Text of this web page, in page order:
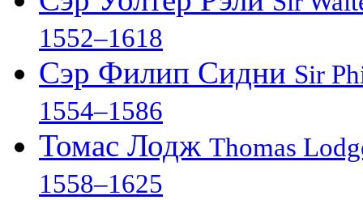
1552–1618
Сэр Филип Сидни Sir
1554–1586
Томас Лодж Thomas
1558–1625